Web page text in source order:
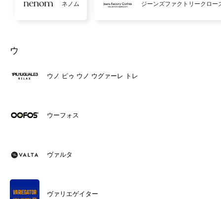
ネノム ジーンズファクトリークロー
ウ
ウノ ピゥ ウノ ウグァーレ トレ
ウーフォス
ヴァルタ
ヴァリエゲイター